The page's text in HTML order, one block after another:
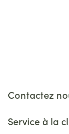
symptômes
semaines),
Contactez
Service à la